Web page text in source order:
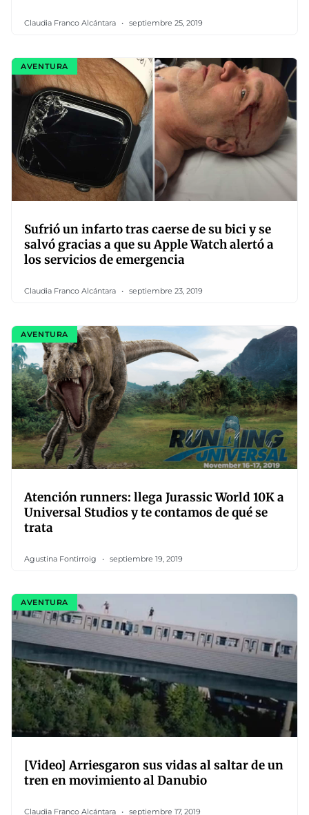
Claudia Franco Alcántara septiembre 25, 2019
AVENTURA
Sufrió un infarto tras caerse de su bici y se
salvó gracias a que su Apple Watch alertó a
los servicios de emergencia
Claudia Franco Alcántara septiembre 23, 2019
AVENTURA
Atención runners: llega Jurassic World 10K a
Universal Studios y te contamos de qué se
trata
Agustina Fontirroig septiembre 19, 2019
AVENTURA
[Video] Arriesgaron sus vidas al saltar de un
tren en movimiento al Danubio
Claudia Franco Alcántara septiembre 17, 2019